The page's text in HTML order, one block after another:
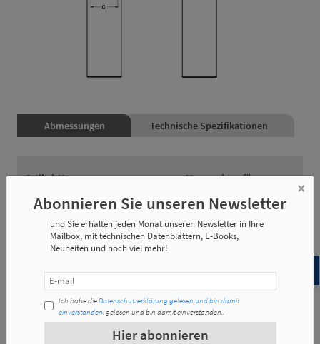
Abmessungen Technische Spezifikationen
Artikel-Nr. Verwendung für:
(EE-321)
(EE-401)
(EE-501) BLN-50, BIN-50
×
Abonnieren Sie unseren Newsletter
und Sie erhalten jeden Monat unseren Newsletter in Ihre
Mailbox, mit technischen Datenblättern, E-Books,
Neuheiten und noch viel mehr!
Ich habe dieDatenschutzerklärung gelesen und bin damit
einverstanden. gelesen und bin damit einverstanden..
Hier abonnieren